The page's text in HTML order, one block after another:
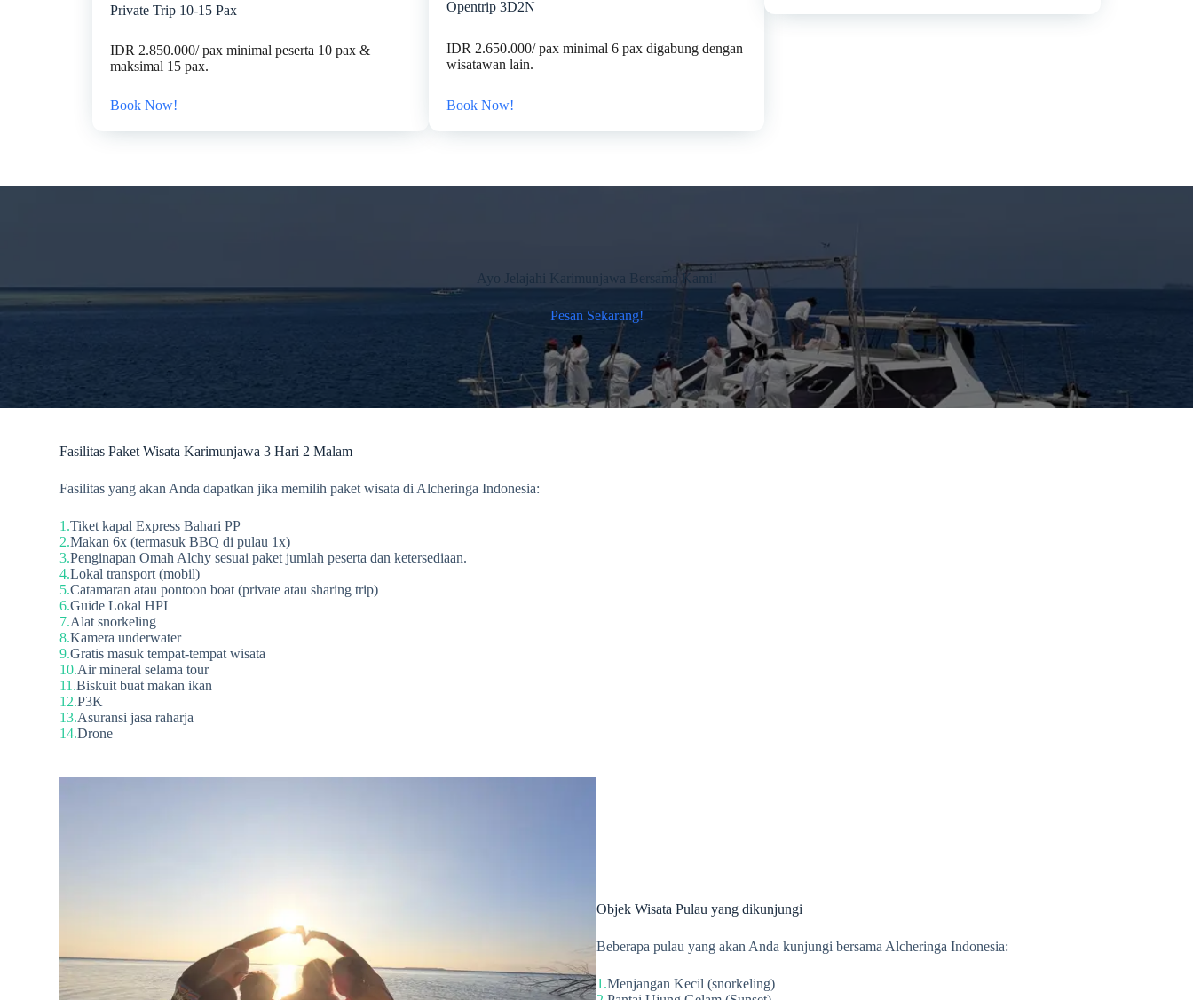
Private Trip 10-15 Pax
IDR 2.850.000/ pax minimal peserta 10 pax &
maksimal 15 pax.
Book Now!
Opentrip 3D2N
IDR 2.650.000/ pax minimal 6 pax digabung dengan
wisatawan lain.
Book Now!
Ayo Jelajahi Karimunjawa Bersama Kami!
Pesan Sekarang!
Fasilitas Paket Wisata Karimunjawa 3 Hari 2 Malam
Fasilitas yang akan Anda dapatkan jika memilih paket wisata di Alcheringa Indonesia:
Tiket kapal Express Bahari PP
Makan 6x (termasuk BBQ di pulau 1x)
Penginapan Omah Alchy sesuai paket jumlah peserta dan ketersediaan.
Lokal transport (mobil)
Catamaran atau pontoon boat (private atau sharing trip)
Guide Lokal HPI
Alat snorkeling
Kamera underwater
Gratis masuk tempat-tempat wisata
Air mineral selama tour
Biskuit buat makan ikan
P3K
Asuransi jasa raharja
Drone
Objek Wisata Pulau yang dikunjungi
Beberapa pulau yang akan Anda kunjungi bersama Alcheringa Indonesia:
Menjangan Kecil (snorkeling)